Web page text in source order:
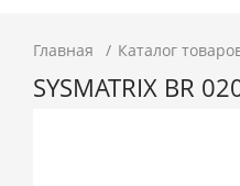
Главная Каталог
SYSMATRIX BR